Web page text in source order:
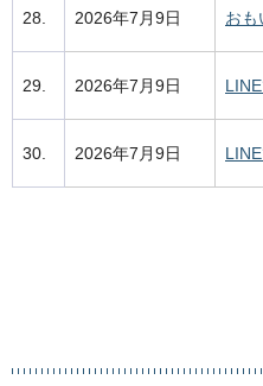
28. 2026年7月9日 おも
29. 2026年7月9日
30. 2026年7月9日